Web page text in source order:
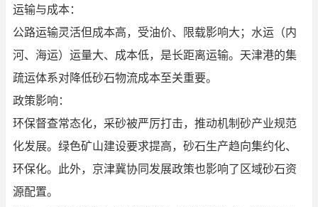
运输与成本：
公路运输灵活但成本高，受油价、限载影响大；水运（内
河、海运）运量大、成本低，是长距离运输。天津港的集
疏运体系对降低砂石物流成本至关重要。
政策影响：
环保督查常态化，采砂被严厉打击，推动机制砂产业规范
化发展。绿色矿山建设要求提高，砂石生产趋向集约化、
环保化。此外，京津冀协同发展政策也影响了区域砂石资
源配置。